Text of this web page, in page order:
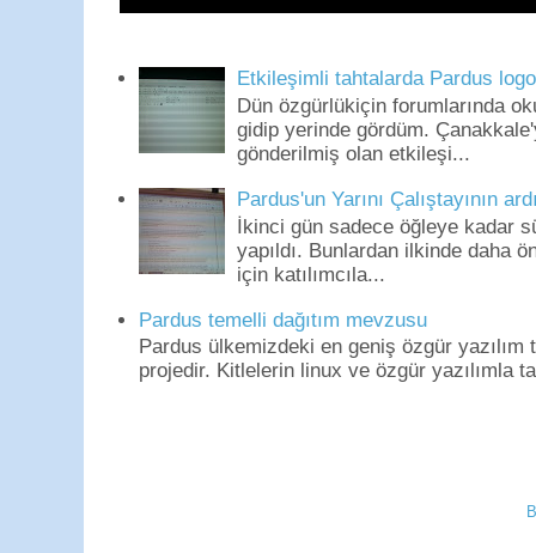
Etkileşimli tahtalarda Pardus
Dün özgürlükiçin forumlarında
gidip yerinde gördüm.
gönderilmiş olan etkileşi...
Pardus'un Yarını Çalıştayının
İkinci gün sadece öğleye kadar
yapıldı. Bunlardan ilkinde daha
için katılımcıla...
Pardus temelli dağıtım mevzusu
Pardus ülkemizdeki en geniş özgür
projedir. Kitlelerin linux ve özgür yazılımla